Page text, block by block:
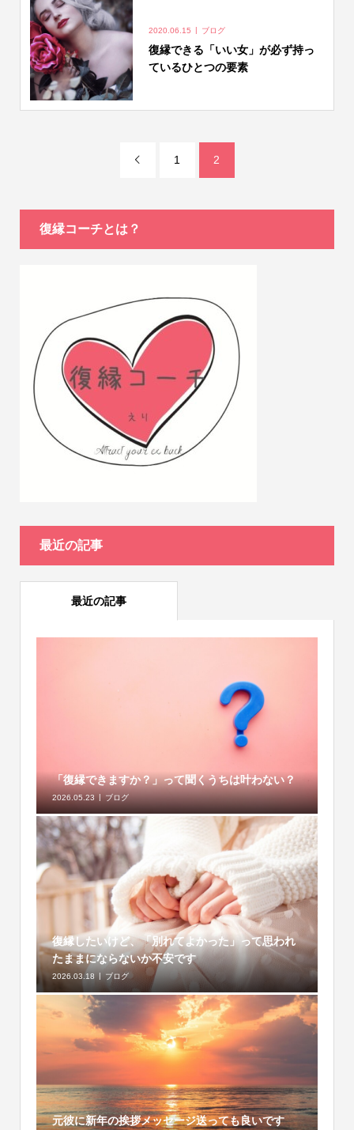
2020.06.15 ブログ
復縁できる「いい女」が必ず持っ
ているひとつの要素
 1 2
復縁コーチとは？
最近の記事
最近の記事
「復縁できますか？」って聞くうちは叶わない？
2026.05.23 ブログ
復縁したいけど、「別れてよかった」って思われ
たままにならないか不安です
2026.03.18 ブログ
元彼に新年の挨拶メッセージ送っても良いです